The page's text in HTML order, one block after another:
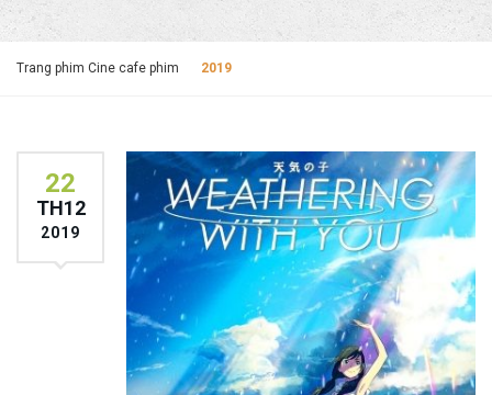
Trang phim Cine cafe phim 2019
22
TH12
2019